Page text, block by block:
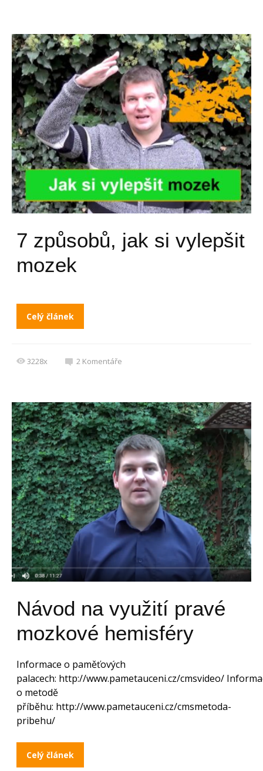
7 způsobů, jak si vylepšit
mozek
Celý článek
3228x 2 Komentáře
Návod na využití pravé
mozkové hemisféry
Informace o paměťových
palacech: http://www.pametauceni.cz/cmsvideo/
o metodě
příběhu: http://www.pametauceni.cz/cmsmetoda-
pribehu/
Celý článek